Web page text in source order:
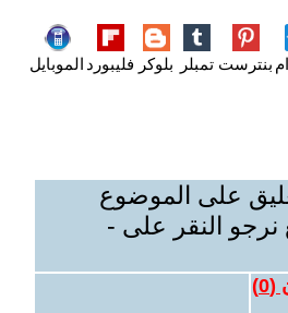
بنترست تمبلر بلوكر فليبورد الموبايل
على الموضوع
نرجو النقر على -
(
0
)